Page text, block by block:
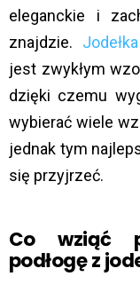
eleganckie i
znajdzie.
jest zwykłym
dzięki czemu
wybierać wiele
jednak tym
się przyjrzeć.
Co wziąć
podłogę z